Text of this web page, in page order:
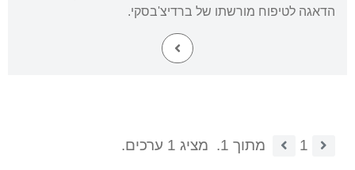
הדאגה לטיפוח מורשתו של ברדיצ'בסקי.
1 מתוך 1. מציג 1 ערכים.